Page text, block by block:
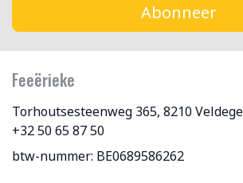
Abonneer
Feeërieke
Torhoutsesteenweg 365, 8210
+32 50 65 87 50
btw-nummer: BE0689586262